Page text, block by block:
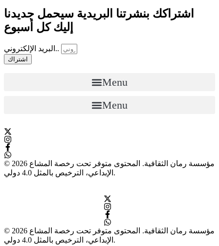
اشتراكك بنشرتنا البريدية سيحمل جديدنا
إليك كل أسبوع
البريد الإلكتروني..
اشتراك
Menu
Menu
© 2026 مؤسسة رمان الثقافية. المحتوى متوفر تحت رخصة المشاع
الإبداعي، الترخيص بالمثل 4.0 دولي.
© 2026 مؤسسة رمان الثقافية. المحتوى متوفر تحت رخصة المشاع
الإبداعي، الترخيص بالمثل 4.0 دولي.